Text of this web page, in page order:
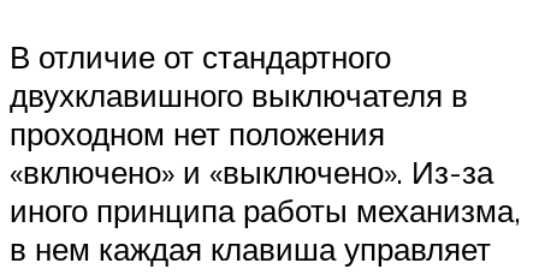
В отличие от стандартного
двухклавишного выключателя в
проходном нет положения
«включено» и «выключено». Из-за
иного принципа работы механизма,
в нем каждая клавиша управляет